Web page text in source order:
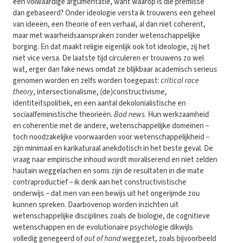
dan gebaseerd? Onder ideologie versta ik trouwens een geheel
van ideeën, een theorie of een verhaal, al dan niet coherent,
maar met waarheidsaanspraken zonder wetenschappelijke
borging. En dat maakt religie eigenlijk ook tot ideologie, zij het
niet vice versa. De laatste tijd circuleren er trouwens zo wel
wat, erger dan fake news omdat ze blijkbaar academisch serieus
genomen worden en zelfs worden toegepast:critical race
theory, intersectionalisme, (de)constructivisme,
identiteitspolitiek, en een aantal dekolonialistische en
sociaalfeministische theorieën.Bad news. Hun werkzaamheid
en coherentie met de andere, wetenschappelijke domeinen –
toch noodzakelijke voorwaarden voor wetenschappelijkheid –
zijn minimaal en karikaturaal anekdotisch in het beste geval. De
vraag naar empirische inhoud wordt moraliserend en niet zelden
hautain weggelachen en soms zijn de resultaten in die mate
contraproductief – ik denk aan het constructivistische
onderwijs – dat men van een bewijs uit het ongerijmde zou
kunnen spreken. Daarbovenop worden inzichten uit
wetenschappelijke disciplines zoals de biologie, de cognitieve
wetenschappen en de evolutionaire psychologie dikwijls
volledig genegeerd ofout of handweggezet, zoals bijvoorbeeld